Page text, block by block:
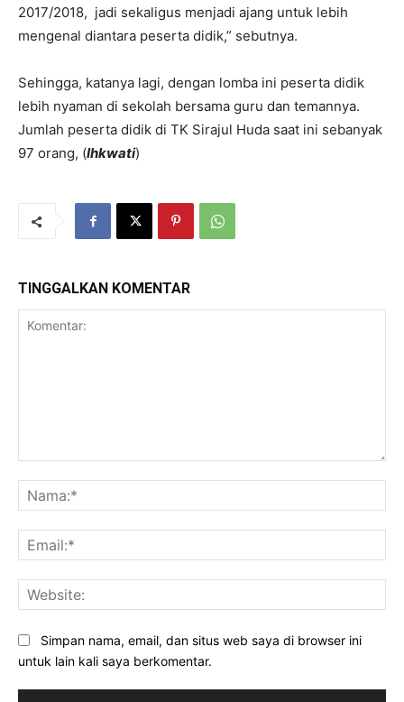
2017/2018, jadi sekaligus menjadi ajang untuk lebih
mengenal diantara peserta didik,” sebutnya.
Sehingga, katanya lagi, dengan lomba ini peserta didik
lebih nyaman di sekolah bersama guru dan temannya.
Jumlah peserta didik di TK Sirajul Huda saat ini sebanyak
97 orang, (Ihkwati)
TINGGALKAN KOMENTAR
Simpan nama, email, dan situs web saya di browser ini
untuk lain kali saya berkomentar.